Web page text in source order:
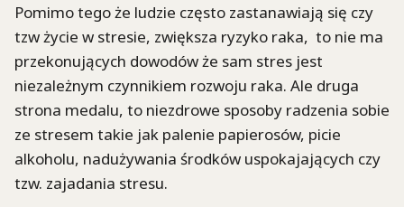
Pomimo tego że ludzie często zastanawiają się czy
tzw życie w stresie, zwiększa ryzyko raka, to nie ma
przekonujących dowodów że sam stres jest
niezależnym czynnikiem rozwoju raka. Ale druga
strona medalu, to niezdrowe sposoby radzenia sobie
ze stresem takie jak palenie papierosów, picie
alkoholu, nadużywania środków uspokajających czy
tzw. zajadania stresu.